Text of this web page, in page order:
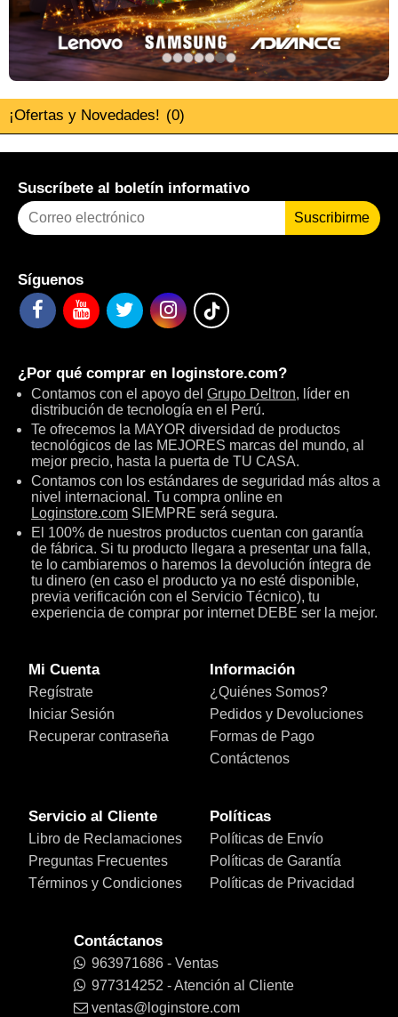
¡Ofertas y Novedades! (0)
Suscríbete al boletín informativo
Suscribirme
Síguenos
¿Por qué comprar en loginstore.com?
Contamos con el apoyo del Grupo Deltron, líder en
distribución de tecnología en el Perú.
Te ofrecemos la MAYOR diversidad de productos
tecnológicos de las MEJORES marcas del mundo, al
mejor precio, hasta la puerta de TU CASA.
Contamos con los estándares de seguridad más altos a
nivel internacional. Tu compra online en
Loginstore.com SIEMPRE será segura.
El 100% de nuestros productos cuentan con garantía
de fábrica. Si tu producto llegara a presentar una falla,
te lo cambiaremos o haremos la devolución íntegra de
tu dinero (en caso el producto ya no esté disponible,
previa verificación con el Servicio Técnico), tu
experiencia de comprar por internet DEBE ser la mejor.
Mi Cuenta
Regístrate
Iniciar Sesión
Recuperar contraseña
Información
¿Quiénes Somos?
Pedidos y Devoluciones
Formas de Pago
Contáctenos
Servicio al Cliente
Libro de Reclamaciones
Preguntas Frecuentes
Términos y Condiciones
Políticas
Políticas de Envío
Políticas de Garantía
Políticas de Privacidad
Contáctanos
963971686 - Ventas
977314252 - Atención al Cliente
ventas@loginstore.com